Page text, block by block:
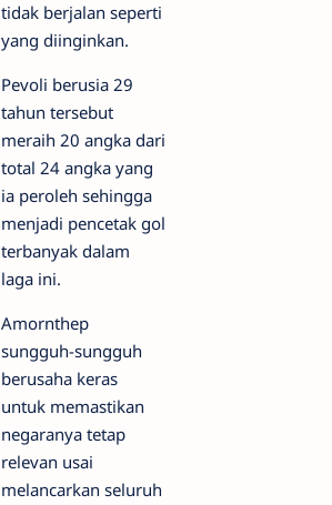
tidak berjalan seperti
yang diinginkan.
Pevoli berusia 29
tahun tersebut
meraih 20 angka dari
total 24 angka yang
ia peroleh sehingga
menjadi pencetak gol
terbanyak dalam
laga ini.
Amornthep
sungguh-sungguh
berusaha keras
untuk memastikan
negaranya tetap
relevan usai
melancarkan seluruh